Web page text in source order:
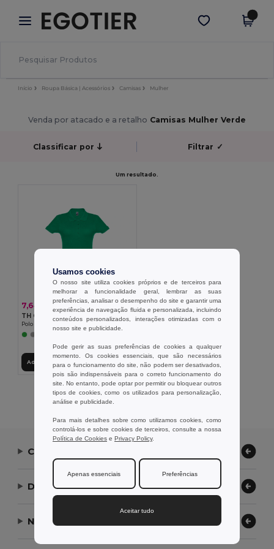
× App Egotier
Melhores preços na app!
Obter app
Início Roupa Básica | Acessórios Camisas Mulher
Venda por atacado e a retalho Camisas Mulher Verde
Classificar por Filtrar ✓
Um resultado.
7,64 €
TH Clothes 11169
Polo para senhora
Adicionar ao Carrinho
Exibindo Todos Os Produtos.
Contate-nos
Deixe-nos ajudar
Nossa Empresa
Usamos cookies
O nosso site utiliza cookies próprios e de terceiros para
melhorar a funcionalidade geral, lembrar as suas
preferências, analisar o desempenho do site e garantir uma
experiência de navegação fluida e personalizada, incluindo
conteúdos personalizados, interações otimizadas com o
nosso site e publicidade.
Pode gerir as suas preferências de cookies a qualquer
momento. Os cookies essenciais, que são necessários
para o funcionamento do site, não podem ser desativados,
pois são indispensáveis para o correto funcionamento do
site. No entanto, pode optar por permitir ou bloquear outros
tipos de cookies, como os utilizados para personalização,
análise e publicidade.
Para mais detalhes sobre como utilizamos cookies, como
controlá-los e sobre cookies de terceiros, consulte a nossa
Política de Cookies e Privacy Policy.
Apenas essenciais Preferências
Aceitar tudo